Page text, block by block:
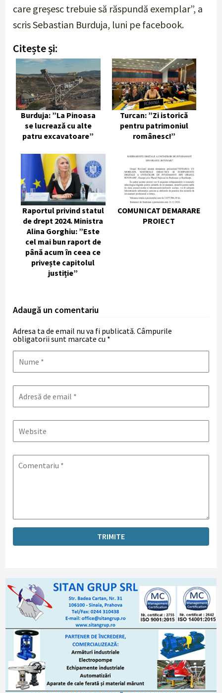
care greșesc trebuie să răspundă exemplar”, a
scris Sebastian Burduja, luni pe facebook.
Citește și:
Burduja: ”La Pinoasa
se lucrează cu alte
patru excavatoare”
Turcan: ”Zi istorică
pentru patrimoniul
românesc!”
Raportul privind statul
de drept 2024. Ministra
Alina Gorghiu: ”Este
cel mai bun raport de
până acum în ceea ce
privește capitolul
justiție”
COMUNICAT DEMARARE
PROIECT
Adaugă un comentariu
Adresa ta de email nu va fi publicată. Câmpurile
obligatorii sunt marcate cu *